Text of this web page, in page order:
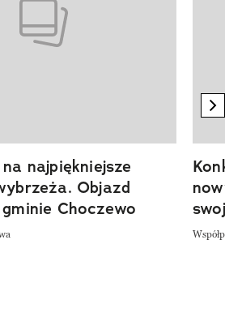
najpiękniejsze
Objazd
Choczewo